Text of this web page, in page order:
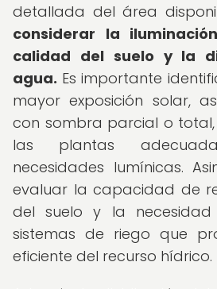
detallada del área
considerar la
calidad del suelo y la
agua. Es importante
mayor exposición solar,
con sombra parcial o
las plantas
necesidades lumínicas.
evaluar la capacidad de
del suelo y la
sistemas de riego que
eficiente del recurso hídrico.